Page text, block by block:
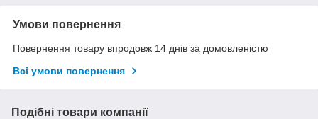
Умови повернення
Повернення товару впродовж 14 днів за домовленістю
Всі умови повернення
Подібні товари компанії